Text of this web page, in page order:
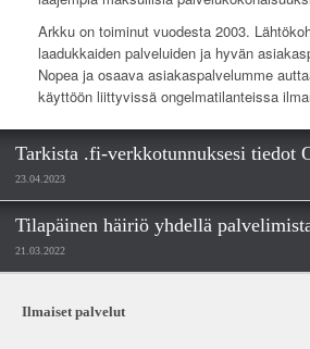
Arkku on toiminut vuodesta 2003.
laadukkaiden palveluiden ja hyvän
Nopea ja osaava asiakaspalvelumme
käyttöön liittyvissä ongelmatilanteissa
Tarkista .fi-verkkotunnuksesi tiedot
23.04.2023
Tilapäinen häiriö yhdellä
21.03.2022
Ilmaiset palvelut